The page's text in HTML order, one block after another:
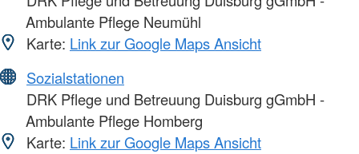
Ambulante Pflege Neumühl
Karte: Link zur Google Maps Ansicht
Sozialstationen
DRK Pflege und Betreuung Duisburg gGmbH -
Ambulante Pflege Homberg
Karte: Link zur Google Maps Ansicht